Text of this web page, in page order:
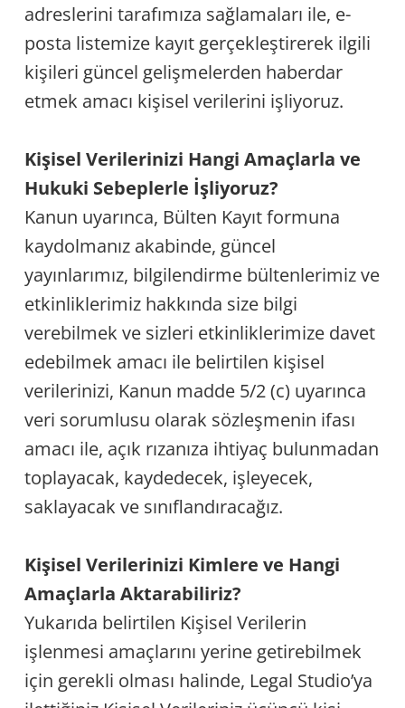
adreslerini tarafımıza sağlamaları ile, e-
posta listemize kayıt gerçekleştirerek ilgili
kişileri güncel gelişmelerden haberdar
etmek amacı kişisel verilerini işliyoruz.
Kişisel Verilerinizi Hangi Amaçlarla ve
Hukuki Sebeplerle İşliyoruz?
Kanun uyarınca, Bülten Kayıt formuna
kaydolmanız akabinde, güncel
yayınlarımız, bilgilendirme bültenlerimiz ve
etkinliklerimiz hakkında size bilgi
verebilmek ve sizleri etkinliklerimize davet
edebilmek amacı ile belirtilen kişisel
verilerinizi, Kanun madde 5/2 (c) uyarınca
veri sorumlusu olarak sözleşmenin ifası
amacı ile, açık rızanıza ihtiyaç bulunmadan
toplayacak, kaydedecek, işleyecek,
saklayacak ve sınıflandıracağız.
Kişisel Verilerinizi Kimlere ve Hangi
Amaçlarla Aktarabiliriz?
Yukarıda belirtilen Kişisel Verilerin
işlenmesi amaçlarını yerine getirebilmek
için gerekli olması halinde, Legal Studio’ya